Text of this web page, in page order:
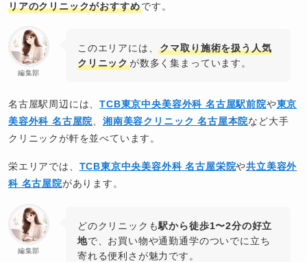
リアのクリニックがおすすめです。
編集部
このエリアには、クマ取り施術を扱う人気
クリニックが数多く集まっています。
名古屋駅周辺には、TCB東京中央美容外科 名古屋駅前院や東京
美容外科 名古屋院、湘南美容クリニック 名古屋本院など大手
クリニックが軒を並べています。
栄エリアでは、 TCB東京中央美容外科 名古屋栄院や共立美容外
科 名古屋院があります。
編集部
どのクリニックも駅から徒歩1〜2分の好立
地で、お買い物や通勤通学のついでに立ち
寄れる便利さが魅力です。